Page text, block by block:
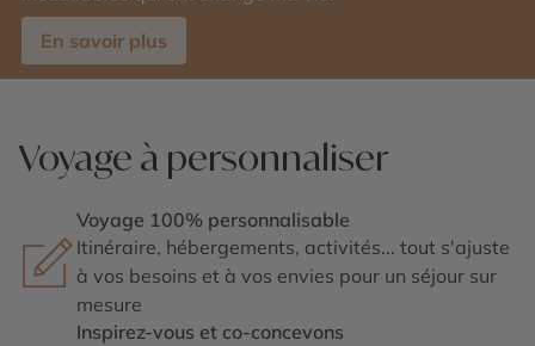
En savoir plus
Voyage à personnaliser
Voyage 100% personnalisable
Itinéraire, hébergements, activités... tout s'ajuste
à vos besoins et à vos envies pour un séjour sur
mesure
Inspirez-vous et co-concevons